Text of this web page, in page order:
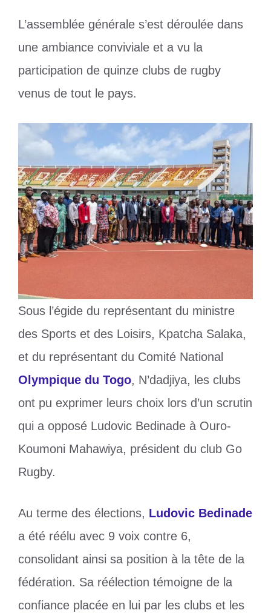
L’assemblée générale s’est déroulée dans
une ambiance conviviale et a vu la
participation de quinze clubs de rugby
venus de tout le pays.
Sous l’égide du représentant du ministre
des Sports et des Loisirs, Kpatcha Salaka,
et du représentant du Comité National
Olympique du Togo, N’dadjiya, les clubs
ont pu exprimer leurs choix lors d’un scrutin
qui a opposé Ludovic Bedinade à Ouro-
Koumoni Mahawiya, président du club Go
Rugby.
Au terme des élections, Ludovic Bedinade
a été réélu avec 9 voix contre 6,
consolidant ainsi sa position à la tête de la
fédération. Sa réélection témoigne de la
confiance placée en lui par les clubs et les